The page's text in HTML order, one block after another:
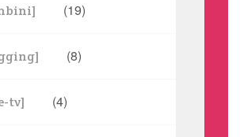
(19)
(8)
tv] (4)